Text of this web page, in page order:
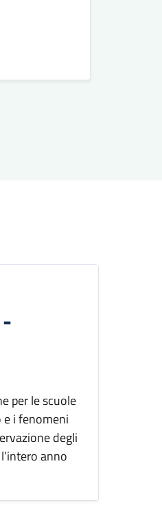
per le scuole
i fenomeni
degli
anno